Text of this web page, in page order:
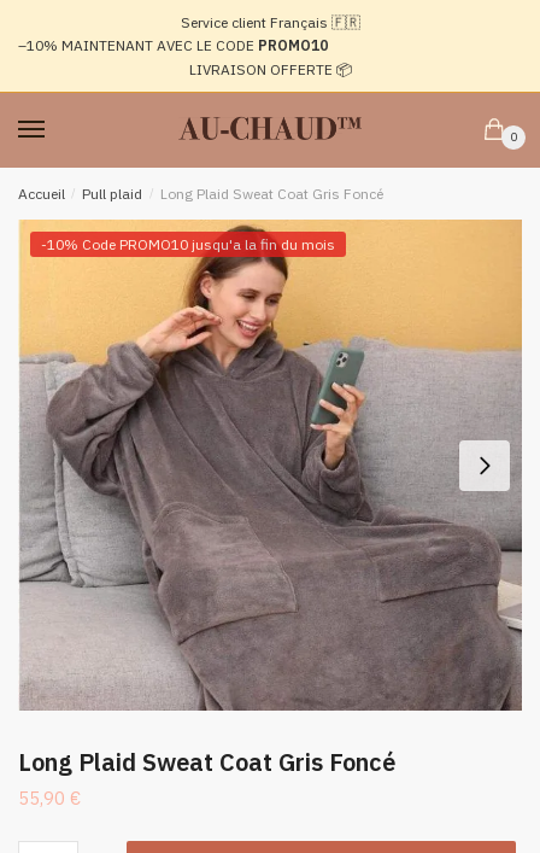
navigation
Service client Français 🇫🇷
–10% MAINTENANT AVEC LE CODE PROMO10
LIVRAISON OFFERTE 📦
0
Accueil / Pull plaid / Long Plaid Sweat Coat Gris Foncé
-10% Code PROMO10 jusqu'a la fin du mois
Long Plaid Sweat Coat Gris Foncé
55,90 €